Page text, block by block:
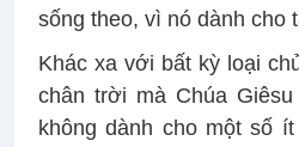
sống theo, vì nó dành cho
Khác xa với bất kỳ loại
chân trời mà Chúa
không dành cho một số